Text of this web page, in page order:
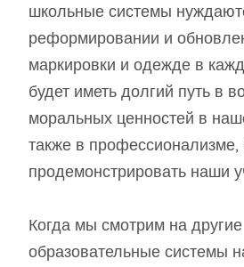
школьные системы
реформировании и
маркировки и одежде в
будет иметь долгий путь в
моральных ценностей в
также в
продемонстрировать наши
Когда мы смотрим на другие
образовательные системы